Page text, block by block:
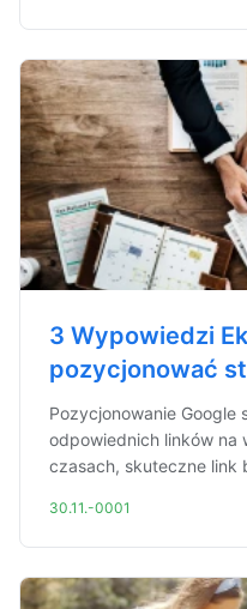
3 Wypowiedzi
pozycjonować
Pozycjonowanie Google
odpowiednich linków na
czasach, skuteczne link
30.11.-0001